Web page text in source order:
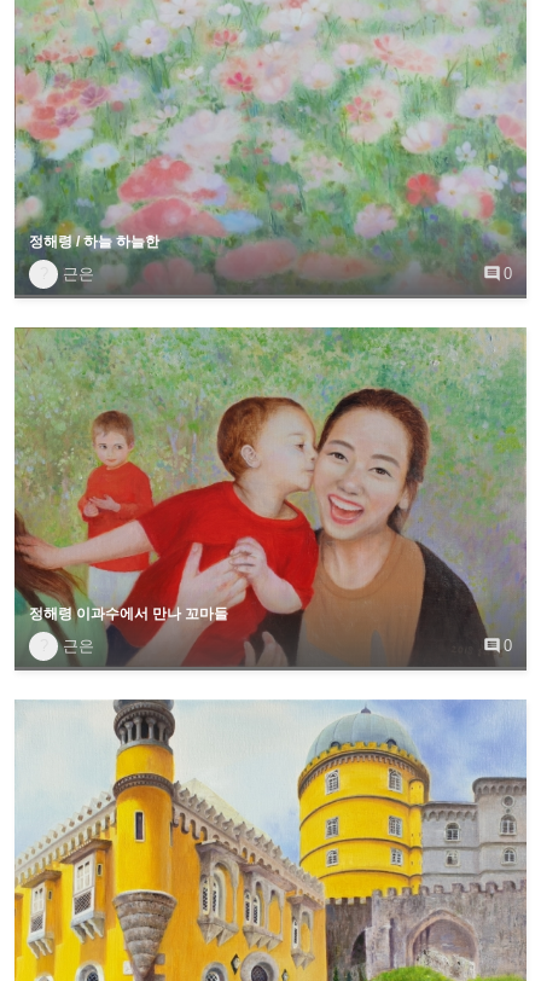
정해령 / 하늘 하늘한
근은  0
정해령 이과수에서 만나 꼬마들
근은 0